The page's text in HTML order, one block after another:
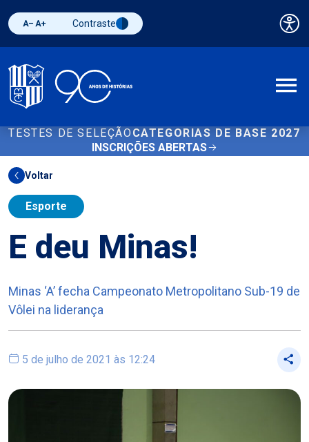
Diminuir fonte
Aumentar fonteAlternar contraste
Contraste
TESTES DE SELEÇÃO CATEGORIAS DE BASE 2027
INSCRIÇÕES ABERTAS
Voltar
Esporte
E deu Minas!
Minas ‘A’ fecha Campeonato Metropolitano Sub-19 de
Vôlei na liderança
5 de julho de 2021 às 12:24